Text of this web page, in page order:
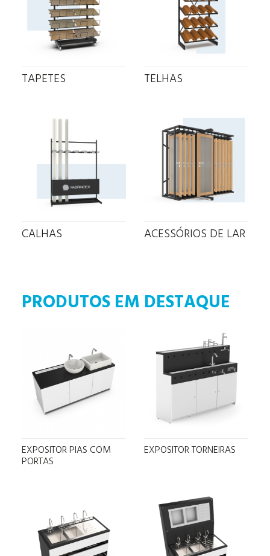
TAPETES TELHAS
CALHAS ACESSÓRIOS DE LAR
PRODUTOS EM DESTAQUE
EXPOSITOR PIAS COM
PORTAS
EXPOSITOR TORNEIRAS